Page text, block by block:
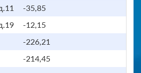
-35,85
-12,15
-226,21
-214,45